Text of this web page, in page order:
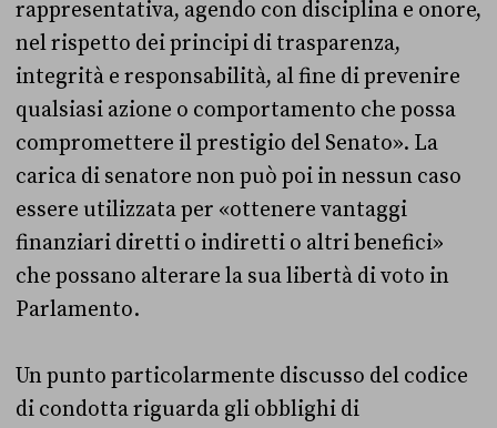
rappresentativa, agendo con disciplina e onore,
nel rispetto dei principi di trasparenza,
integrità e responsabilità, al fine di prevenire
qualsiasi azione o comportamento che possa
compromettere il prestigio del Senato». La
carica di senatore non può poi in nessun caso
essere utilizzata per «ottenere vantaggi
finanziari diretti o indiretti o altri benefici»
che possano alterare la sua libertà di voto in
Parlamento.
Un punto particolarmente discusso del codice
di condotta riguarda gli obblighi di